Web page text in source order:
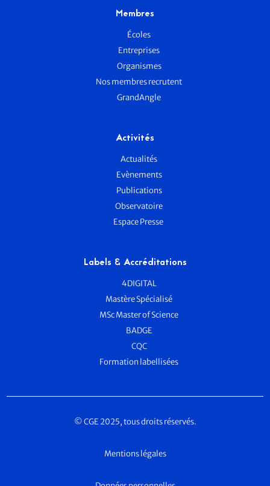
Membres
Écoles
Entreprises
Organismes
Nos membres recrutent
GrandAngle
Activités
Actualités
Evènements
Publications
Observatoire
Espace Presse
Labels & Accréditations
4DIGITAL
Mastère Spécialisé
MSc Master of Science
BADGE
CQC
Formation labellisées
© CGE 2025, tous droits réservés.
Mentions légales